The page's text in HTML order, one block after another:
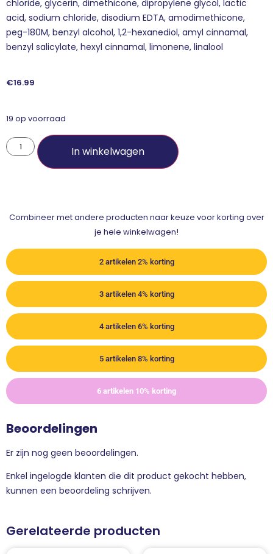
chloride, glycerin, dimethicone, dipropylene glycol, lactic
acid, sodium chloride, disodium EDTA, amodimethicone,
peg-180M, benzyl alcohol, 1,2-hexanediol, amyl cinnamal,
benzyl salicylate, hexyl cinnamal, limonene, linalool
€16.99
19 op voorraad
In winkelwagen
Combineer met andere producten naar keuze voor korting over
je hele winkelwagen!
2 artikelen 2% korting
3 artikelen 4% korting
4 artikelen 6% korting
5 artikelen 8% korting
6 artikelen 10% korting
Beoordelingen
Er zijn nog geen beoordelingen.
Enkel ingelogde klanten die dit product gekocht hebben,
kunnen een beoordeling schrijven.
Gerelateerde producten